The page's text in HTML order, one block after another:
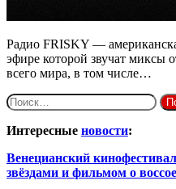
Радио FRISKY —
эфире которой звучат миксы
всего мира, в том числе…
Найти:
Интересные новости:
Венецианский
звёздами и фильмом о